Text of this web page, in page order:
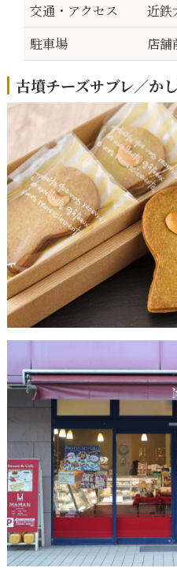
交通・アクセス
近鉄
駐車場
店舗
古墳チーズサブレ／か